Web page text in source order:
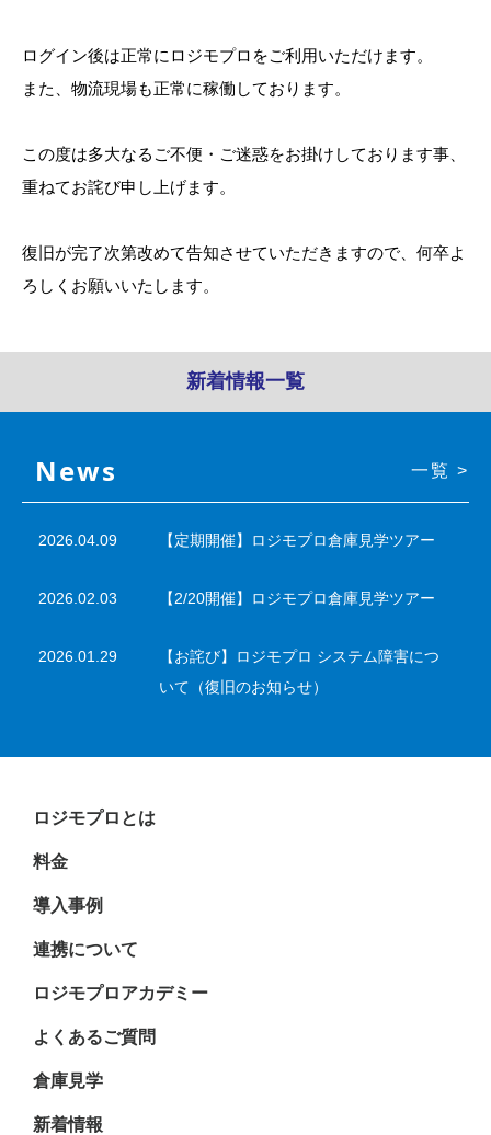
ログイン後は正常にロジモプロをご利用いただけます。
また、物流現場も正常に稼働しております。
この度は多大なるご不便・ご迷惑をお掛けしております事、
重ねてお詫び申し上げます。
復旧が完了次第改めて告知させていただきますので、何卒よ
ろしくお願いいたします。
新着情報一覧
News 一覧 >
2026.04.09 【定期開催】ロジモプロ倉庫見学ツアー
2026.02.03 【2/20開催】ロジモプロ倉庫見学ツアー
2026.01.29
【お詫び】ロジモプロ システム障害につ
いて（復旧のお知らせ）
ロジモプロとは
料金
導入事例
連携について
ロジモプロアカデミー
よくあるご質問
倉庫見学
新着情報